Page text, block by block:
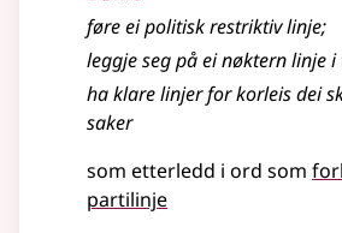
føre ei politisk restriktiv linje;
leggje seg på ei nøkternlinjei
ha klarelinjerfor korleis dei
saker
som etterledd i ord som
partilinje